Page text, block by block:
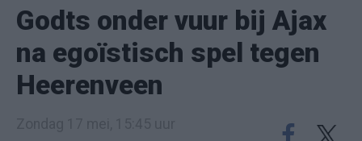
Godts onder vuur bij Ajax
na egoïstisch spel tegen
Heerenveen